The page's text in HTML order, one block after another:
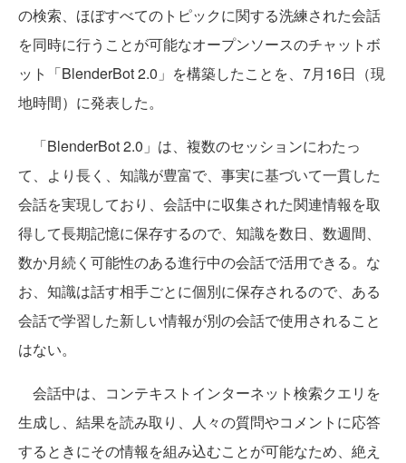
の検索、ほぼすべてのトピックに関する洗練された会話
を同時に行うことが可能なオープンソースのチャットボ
ット「BlenderBot 2.0」を構築したことを、7月16日（現
地時間）に発表した。
「BlenderBot 2.0」は、複数のセッションにわたっ
て、より長く、知識が豊富で、事実に基づいて一貫した
会話を実現しており、会話中に収集された関連情報を取
得して長期記憶に保存するので、知識を数日、数週間、
数か月続く可能性のある進行中の会話で活用できる。な
お、知識は話す相手ごとに個別に保存されるので、ある
会話で学習した新しい情報が別の会話で使用されること
はない。
会話中は、コンテキストインターネット検索クエリを
生成し、結果を読み取り、人々の質問やコメントに応答
するときにその情報を組み込むことが可能なため、絶え